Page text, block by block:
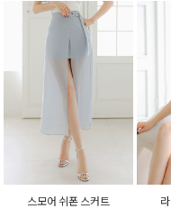
스모어 쉬폰 스커트